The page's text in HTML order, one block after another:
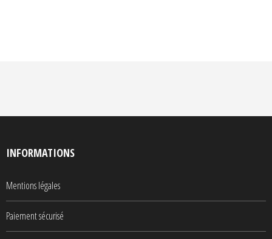
INFORMATIONS
Mentions légales
Paiement sécurisé